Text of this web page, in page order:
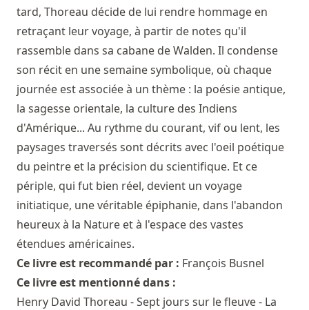
tard, Thoreau décide de lui rendre hommage en
retraçant leur voyage, à partir de notes qu'il
rassemble dans sa cabane de Walden. Il condense
son récit en une semaine symbolique, où chaque
journée est associée à un thème : la poésie antique,
la sagesse orientale, la culture des Indiens
d'Amérique... Au rythme du courant, vif ou lent, les
paysages traversés sont décrits avec l'oeil poétique
du peintre et la précision du scientifique. Et ce
périple, qui fut bien réel, devient un voyage
initiatique, une véritable épiphanie, dans l'abandon
heureux à la Nature et à l'espace des vastes
étendues américaines.
Ce livre est recommandé par : François Busnel
Ce livre est mentionné dans :
Henry David Thoreau - Sept jours sur le fleuve - La